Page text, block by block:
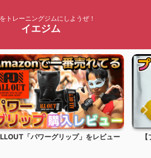
トレーニングジムにしようぜ！
イエジム
「パワーグリップ」をレビュー 【プロ